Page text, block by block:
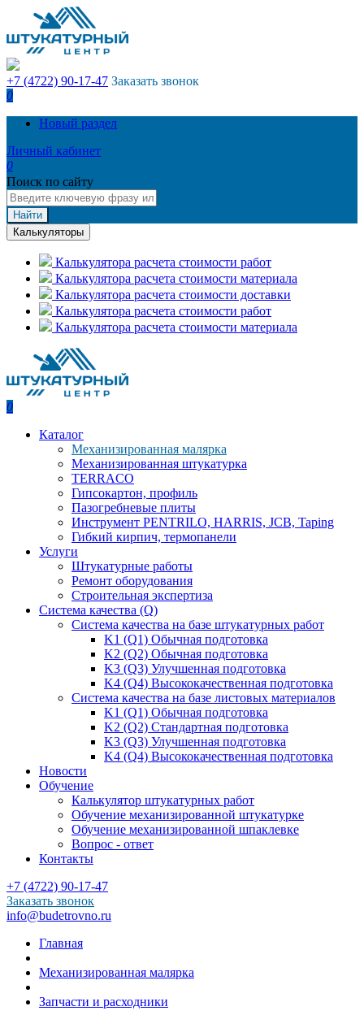
+7 (4722) 90-17-47 Заказать звонок
0
Новый раздел
Личный кабинет
0
Поиск по сайту
Найти
Калькуляторы
Калькулятора расчета стоимости работ
Калькулятора расчета стоимости материала
Калькулятора расчета стоимости доставки
Калькулятора расчета стоимости работ
Калькулятора расчета стоимости материала
0
Каталог
Механизированная малярка
Механизированная штукатурка
TERRACO
Гипсокартон, профиль
Пазогребневые плиты
Инструмент PENTRILO, HARRIS, JCB, Taping
Гибкий кирпич, термопанели
Услуги
Штукатурные работы
Ремонт оборудования
Строительная экспертиза
Система качества (Q)
Система качества на базе штукатурных работ
K1 (Q1) Обычная подготовка
K2 (Q2) Обычная подготовка
K3 (Q3) Улучшенная подготовка
K4 (Q4) Высококачественная подготовка
Система качества на базе листовых материалов
K1 (Q1) Обычная подготовка
K2 (Q2) Стандартная подготовка
K3 (Q3) Улучшенная подготовка
K4 (Q4) Высококачественная подготовка
Новости
Обучение
Калькулятор штукатурных работ
Обучение механизированной штукатурке
Обучение механизированной шпаклевке
Вопрос - ответ
Контакты
+7 (4722) 90-17-47
Заказать звонок
info@budetrovno.ru
Главная
Механизированная малярка
Запчасти и расходники